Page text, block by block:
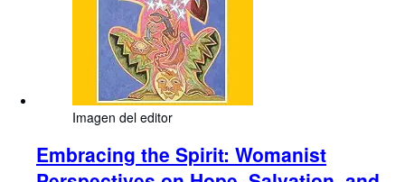
Imagen del editor
Embracing the Spirit: Womanist